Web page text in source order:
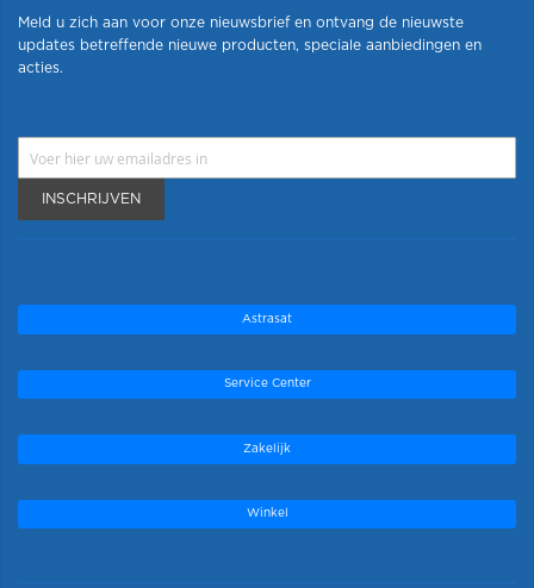
Meld u zich aan voor onze nieuwsbrief en ontvang de nieuwste
updates betreffende nieuwe producten, speciale aanbiedingen en
acties.
INSCHRIJVEN
Astrasat
Service Center
Zakelijk
Winkel